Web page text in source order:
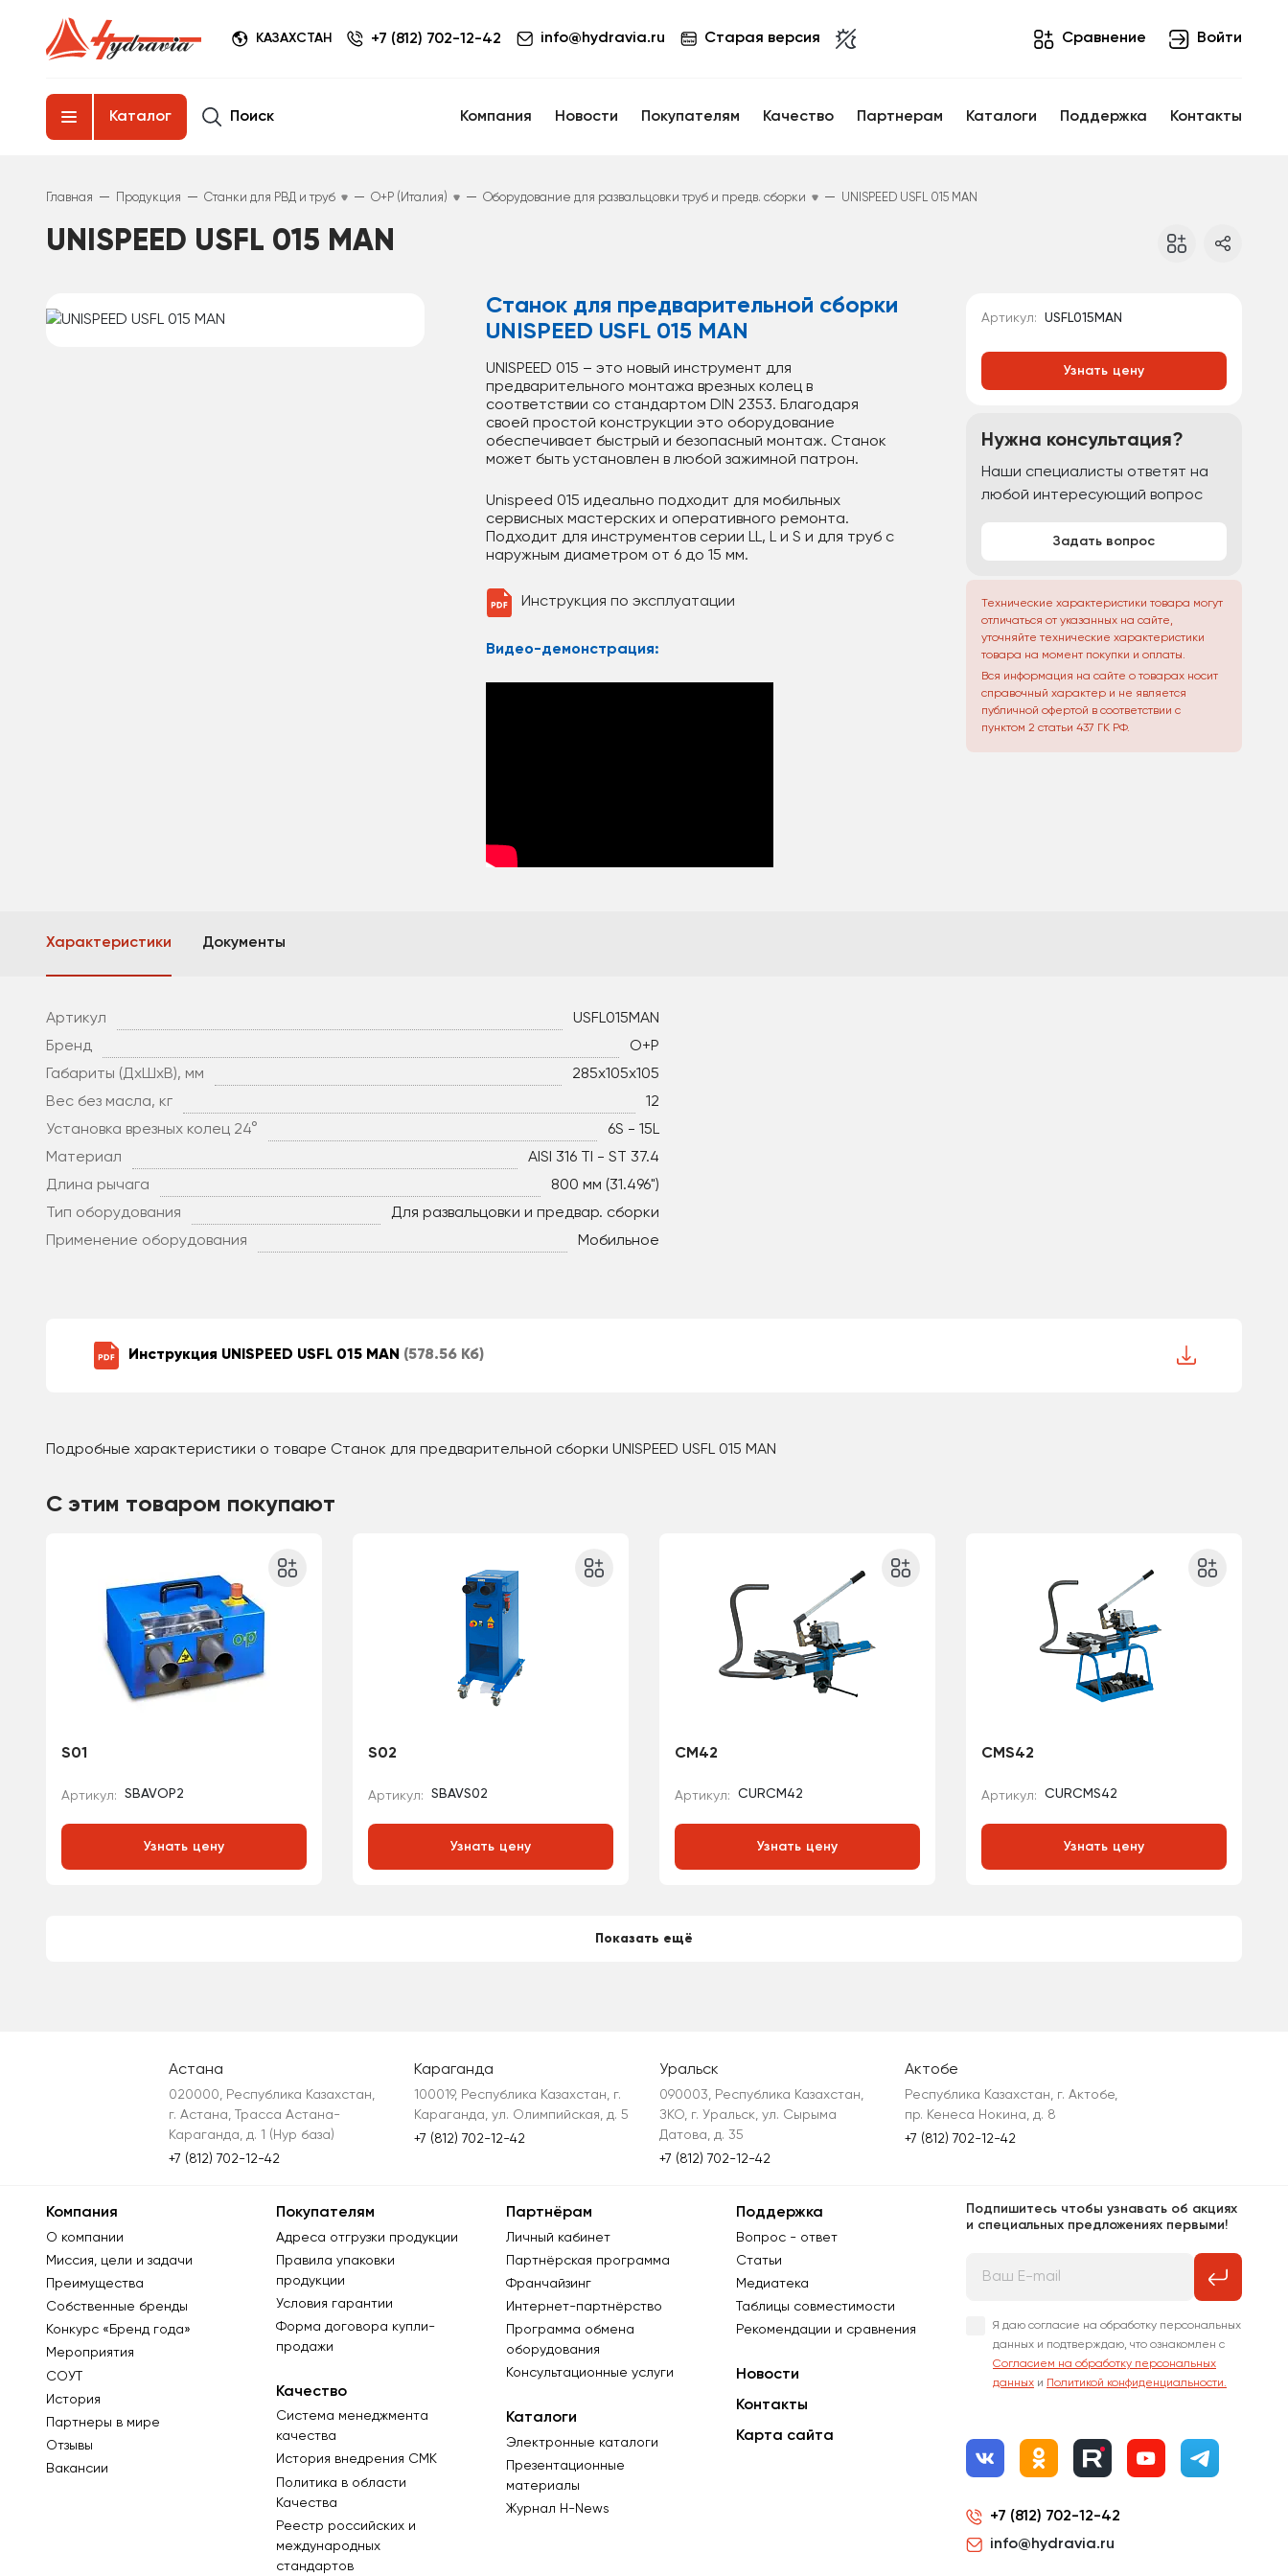
КАЗАХСТАН +7 (812) 702-12-42 info@hydravia.ru Старая версия Cравнение Войти
Каталог Поиск Компания Новости Покупателям Качество Партнерам Каталоги Поддержка Контакты
Главная — Продукция — Станки для РВД и труб — O+P (Италия) — Оборудование для развальцовки труб и предв. сборки — UNISPEED USFL 015 MAN
UNISPEED USFL 015 MAN
Станок для предварительной сборки
UNISPEED USFL 015 MAN
UNISPEED 015 – это новый инструмент для
предварительного монтажа врезных колец в
соответствии со стандартом DIN 2353. Благодаря
своей простой конструкции это оборудование
обеспечивает быстрый и безопасный монтаж. Станок
может быть установлен в любой зажимной патрон.
Unispeed 015 идеально подходит для мобильных
сервисных мастерских и оперативного ремонта.
Подходит для инструментов серии LL, L и S и для труб с
наружным диаметром от 6 до 15 мм.
Инструкция по эксплуатации
Видео-демонстрация:
Артикул: USFL015MAN
Узнать цену
Нужна консультация?
Наши специалисты ответят на
любой интересующий вопрос
Задать вопрос
Технические характеристики товара могут
отличаться от указанных на сайте,
уточняйте технические характеристики
товара на момент покупки и оплаты.
Вся информация на сайте о товарах носит
справочный характер и не является
публичной офертой в соответствии с
пунктом 2 статьи 437 ГК РФ.
Характеристики Документы
Артикул
USFL015MAN
Бренд
O+P
габариты (ДхШхВ), мм
285x105x105
вес без масла, кг
12
Установка врезных колец 24°
6S - 15L
материал
AISI 316 TI - ST 37.4
длина рычага
800 мм (31.496")
Тип оборудования
Для развальцовки и предвар. сборки
Применение оборудования
Мобильное
Инструкция UNISPEED USFL 015 MAN (578.56 Кб)
Подробные характеристики о товаре Станок для предварительной сборки UNISPEED USFL 015 MAN
С этим товаром покупают
S01
Артикул: SBAVOP2
Узнать цену
S02
Артикул: SBAVS02
Узнать цену
CM42
Артикул: CURCM42
Узнать цену
CMS42
Артикул: CURCMS42
Узнать цену
Показать ещё
Астана
020000, Республика Казахстан,
г. Астана, Трасса Астана-
Караганда, д. 1 (Нур база)
+7 (812) 702-12-42
Караганда
100019, Республика Казахстан, г.
Караганда, ул. Олимпийская, д. 5
+7 (812) 702-12-42
Уральск
090003, Республика Казахстан,
ЗКО, г. Уральск, ул. Сырыма
Датова, д. 35
+7 (812) 702-12-42
Актобе
Республика Казахстан, г. Актобе,
пр. Кенеса Нокина, д. 8
+7 (812) 702-12-42
Компания
О компании
Миссия, цели и задачи
Преимущества
Собственные бренды
Конкурс «Бренд года»
Мероприятия
СОУТ
История
Партнеры в мире
Отзывы
Вакансии
Покупателям
Адреса отгрузки продукции
Правила упаковки
продукции
Условия гарантии
Форма договора купли-
продажи
Качество
Система менеджмента
качества
История внедрения СМК
Политика в области
Качества
Реестр российских и
международных
стандартов
Партнёрам
Личный кабинет
Партнёрская программа
Франчайзинг
Интернет-партнёрство
Программа обмена
оборудования
Консультационные услуги
Каталоги
Электронные каталоги
Презентационные
материалы
Журнал Н-News
Поддержка
Вопрос - ответ
Статьи
Медиатека
Таблицы совместимости
Рекомендации и сравнения
Новости
Контакты
Карта сайта
Подпишитесь чтобы узнавать об акциях
и специальных предложениях первыми!
Я даю согласие на обработку персональных
данных и подтверждаю, что ознакомлен с
Согласием на обработку персональных
данных и Политикой конфиденциальности.
+7 (812) 702-12-42
info@hydravia.ru